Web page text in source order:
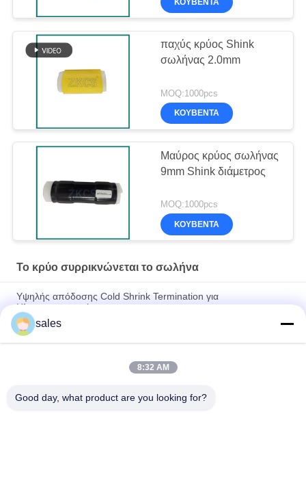
παχύς κρύος Shink
σωλήνας 2.0mm
MOQ:1000pcs
ΚΟΥΒΈΝΤΑ
Μαύρος κρύος σωλήνας
9mm Shink διάμετρος
MOQ:1000pcs
ΚΟΥΒΈΝΤΑ
Το κρύο συρρικνώνεται το σωλήνα
Υψηλής απόδοσης Cold Shrink Termination για
Ηλεκτρομηχανική
Ανθεκτικό στην υπεριώδη ακτινοβολία, ανθεκτικό στο όζον, 4x
διαστολή - Σωλήνας ψυχρής συρρίκνωσης σιλικόνης
Σιλικόνιο σωλήνες ψυχρής συρρίκνωσης για σφράγιση
sales
8:32 AM
Good day, what product are you looking for?